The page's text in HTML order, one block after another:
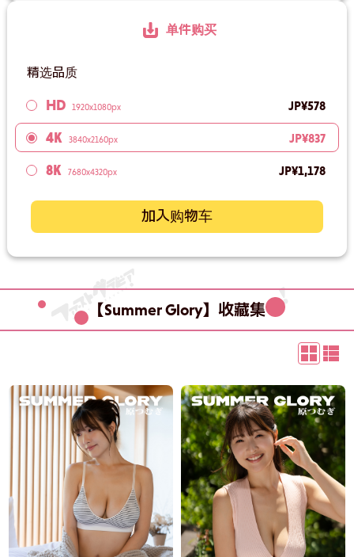
单件购买
精选品质
HD 1920x1080px JP¥578
4K 3840x2160px JP¥837
8K 7680x4320px JP¥1,178
加入购物车
【Summer Glory】收藏集